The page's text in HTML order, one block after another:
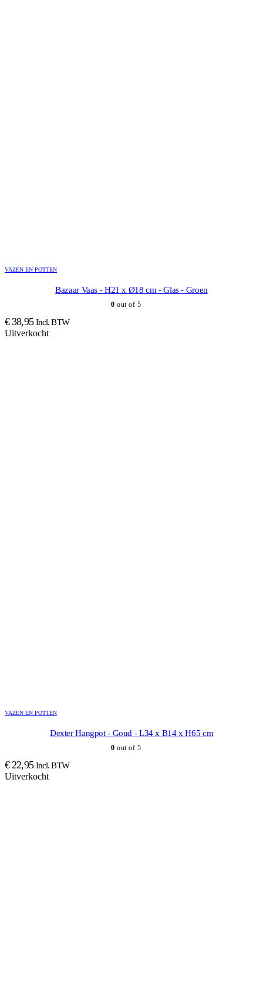
VAZEN EN POTTEN
Bazaar Vaas - H21 x Ø18 cm - Glas - Groen
0 out of 5
€38,95 Incl. BTW
Uitverkocht
VAZEN EN POTTEN
Dexter Hangpot - Goud - L34 x B14 x H65 cm
0 out of 5
€22,95 Incl. BTW
Uitverkocht